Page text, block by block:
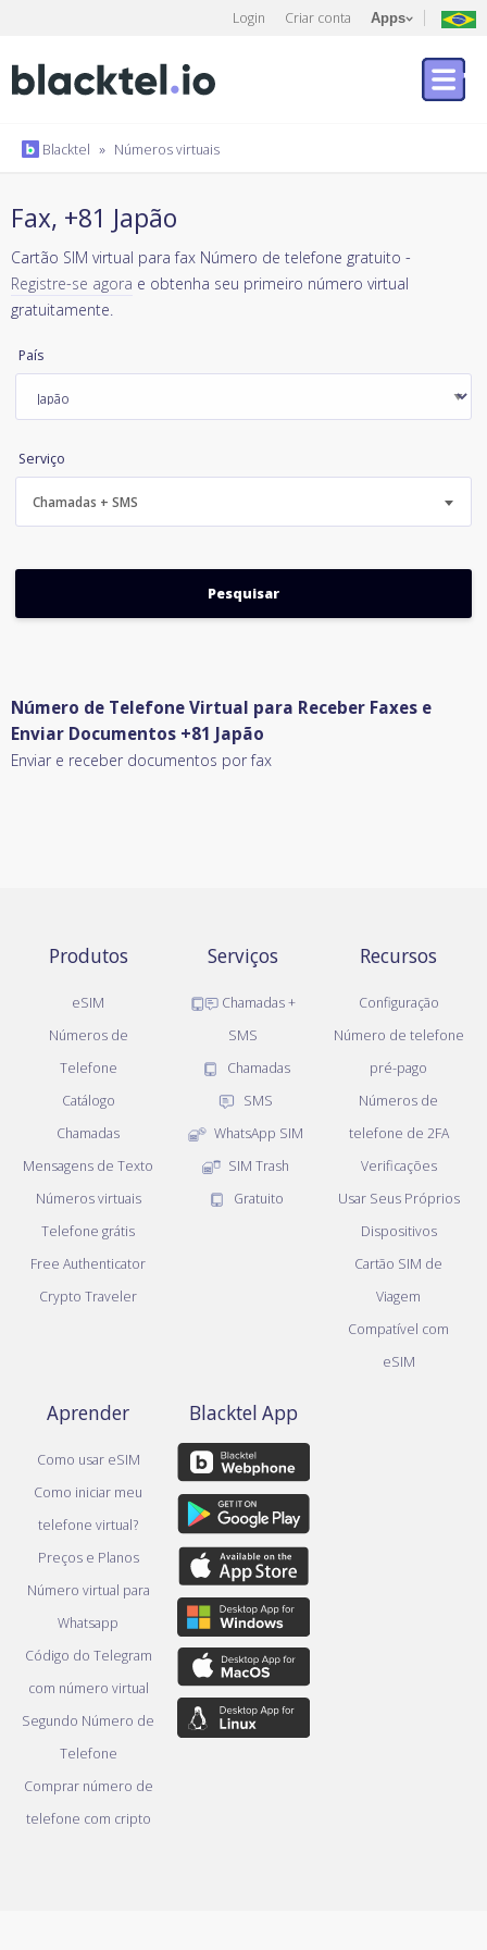
Login Criar conta Apps
Blacktel » Números virtuais
Fax, +81 Japão
Cartão SIM virtual para fax Número de telefone gratuito -
Registre-se agora e obtenha seu primeiro número virtual
gratuitamente.
País
Serviço
Chamadas + SMS
Número de Telefone Virtual para Receber Faxes e
Enviar Documentos +81 Japão
Enviar e receber documentos por fax
Produtos
eSIM
Números de
Telefone
Catálogo
Chamadas
Mensagens de Texto
Números virtuais
Telefone grátis
Free Authenticator
Crypto Traveler
Serviços
Chamadas +
SMS
Chamadas
SMS
WhatsApp SIM
SIM Trash
Gratuito
Recursos
Configuração
Número de telefone
pré-pago
Números de
telefone de 2FA
Verificações
Usar Seus Próprios
Dispositivos
Cartão SIM de
Viagem
Compatível com
eSIM
Aprender
Como usar eSIM
Como iniciar meu
telefone virtual?
Preços e Planos
Número virtual para
Whatsapp
Código do Telegram
com número virtual
Segundo Número de
Telefone
Comprar número de
telefone com cripto
Blacktel App